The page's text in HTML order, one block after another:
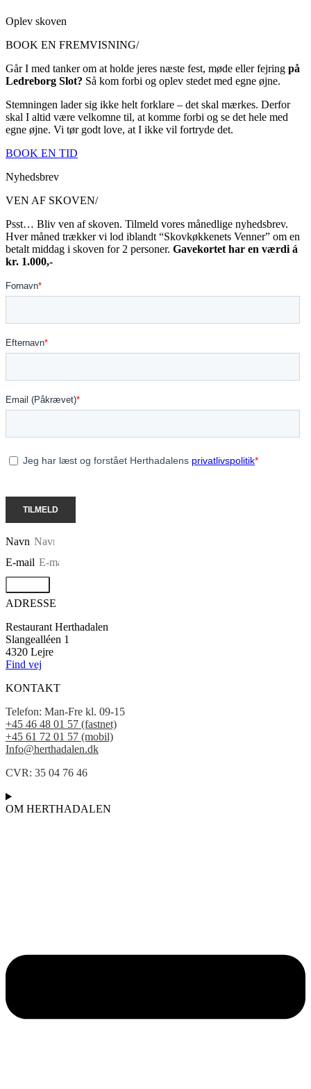
Oplev skoven
BOOK EN FREMVISNING/
Går I med tanker om at holde jeres næste fest, møde eller fejring på
Ledreborg Slot? Så kom forbi og oplev stedet med egne øjne.
Stemningen lader sig ikke helt forklare – det skal mærkes. Derfor
skal I altid være velkomne til, at komme forbi og se det hele med
egne øjne. Vi tør godt love, at I ikke vil fortryde det.
BOOK EN TID
Nyhedsbrev
VEN AF SKOVEN/
Psst… Bliv ven af skoven. Tilmeld vores månedlige nyhedsbrev.
Hver måned trækker vi lod iblandt “Skovkøkkenets Venner” om en
betalt middag i skoven for 2 personer. Gavekortet har en værdi á
kr. 1.000,-
Navn
E-mail
ADRESSE
Restaurant Herthadalen
Slangealléen 1
4320 Lejre
Find vej
KONTAKT
Telefon: Man-Fre kl. 09-15
+45 46 48 01 57 (fastnet)
+45 61 72 01 57 (mobil)
Info@herthadalen.dk
CVR: 35 04 76 46
OM HERTHADALEN